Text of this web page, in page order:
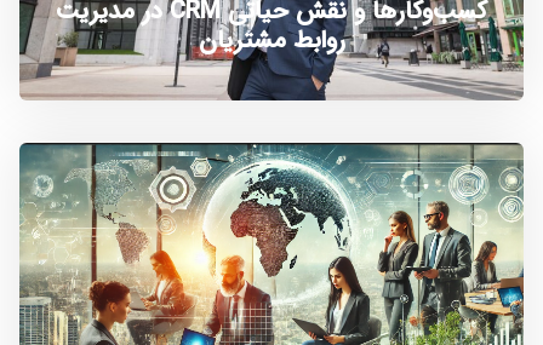
کسب‌وکارها و نقش حیاتی CRM در مدیریت
روابط مشتریان